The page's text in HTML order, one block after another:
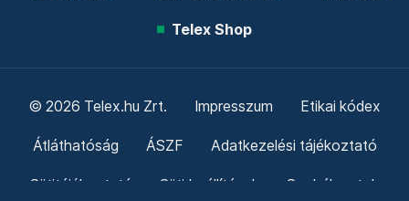
Telex Shop
© 2026 Telex.hu Zrt. Impresszum Etikai kódex
Átláthatóság ÁSZF Adatkezelési tájékoztató
Sütitájékoztató Süti beállítások Szabályzatok